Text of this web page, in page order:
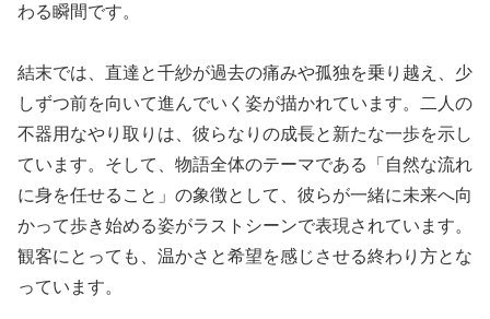
わる瞬間です。
結末では、直達と千紗が過去の痛みや孤独を乗り越え、少
しずつ前を向いて進んでいく姿が描かれています。二人の
不器用なやり取りは、彼らなりの成長と新たな一歩を示し
ています。そして、物語全体のテーマである「自然な流れ
に身を任せること」の象徴として、彼らが一緒に未来へ向
かって歩き始める姿がラストシーンで表現されています。
観客にとっても、温かさと希望を感じさせる終わり方とな
っています。